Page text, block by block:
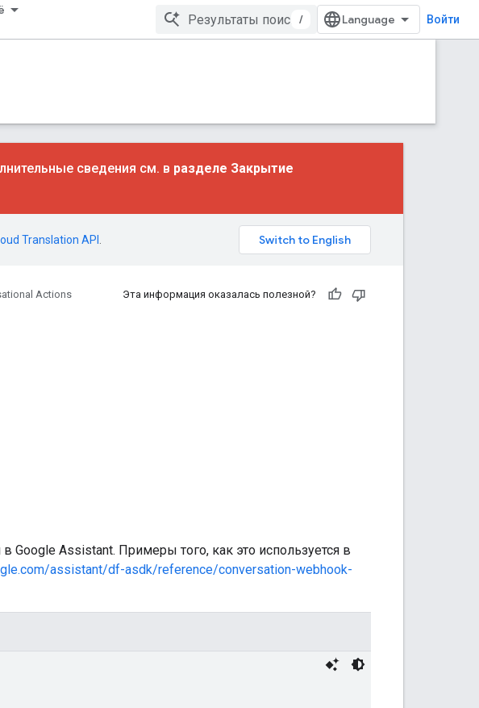
/ Войти
сведения см. в разделе Закрытие
Translation API
Actions
Эта информация оказалась полезной?
Google Assistant. Примеры того, как это используется в
assistant/df-asdk/reference/conversation-webhook-